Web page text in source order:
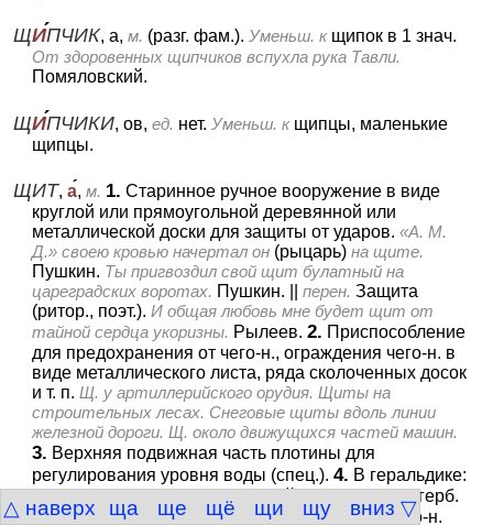
△ наверх ща ще щё щи щу вниз ▽
ЩИПЧИК, а, м. (разг. фам.). Уменьш. к щипок в 1 знач.
От здоровенных щипчиков вспухла рука Тавли.
Помяловский.
ЩИПЧИКИ, ов, ед. нет. Уменьш. к щипцы, маленькие
щипцы.
ЩИТ, а, м. 1. Старинное ручное вооружение в виде
круглой или прямоугольной деревянной или
металлической доски для защиты от ударов. «А. М.
Д.» своею кровью начертал он (рыцарь) на щите.
Пушкин. Ты пригвоздил свой щит булатный на
цареградских воротах. Пушкин. перен. Защита
(ритор., поэт.). И общая любовь мне будет щит от
тайной сердца укоризны. Рылеев. 2. Приспособление
для предохранения от чего-н., ограждения чего-н. в
виде металлического листа, ряда сколоченных досок
и т. п. Щ. у артиллерийского орудия. Щиты на
строительных лесах. Снеговые щиты вдоль линии
железной дороги. Щ. около движущихся частей машин.
3. Верхняя подвижная часть плотины для
регулирования уровня воды (спец.). 4. В геральдике:
выпуклая поверхность, на к-рой изображается герб.
5. Доска, на к-рой помещается, укрепляется что-н.